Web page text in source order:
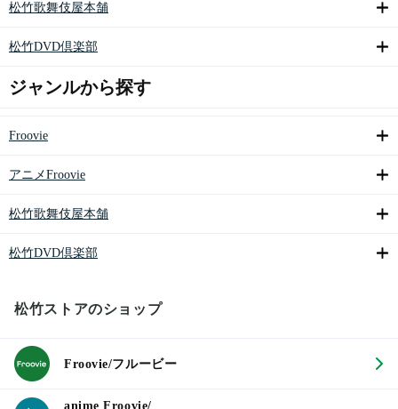
松竹歌舞伎屋本舗
松竹DVD倶楽部
ジャンルから探す
Froovie
アニメFroovie
松竹歌舞伎屋本舗
松竹DVD倶楽部
松竹ストアのショップ
Froovie/フルービー
anime Froovie/